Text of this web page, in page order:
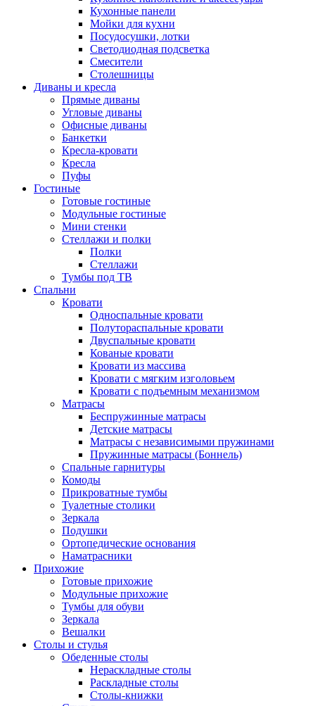
Кухонные панели
Мойки для кухни
Посудосушки, лотки
Светодиодная подсветка
Смесители
Столешницы
Диваны и кресла
Прямые диваны
Угловые диваны
Офисные диваны
Банкетки
Кресла-кровати
Кресла
Пуфы
Гостиные
Готовые гостиные
Модульные гостиные
Мини стенки
Стеллажи и полки
Полки
Стеллажи
Тумбы под ТВ
Спальни
Кровати
Односпальные кровати
Полутораспальные кровати
Двуспальные кровати
Кованые кровати
Кровати из массива
Кровати с мягким изголовьем
Кровати с подъемным механизмом
Матрасы
Беспружинные матрасы
Детские матрасы
Матрасы с независимыми пружинами
Пружинные матрасы (Боннель)
Спальные гарнитуры
Комоды
Прикроватные тумбы
Туалетные столики
Зеркала
Подушки
Ортопедические основания
Наматрасники
Прихожие
Готовые прихожие
Модульные прихожие
Тумбы для обуви
Зеркала
Вешалки
Столы и стулья
Обеденные столы
Нераскладные столы
Раскладные столы
Столы-книжки